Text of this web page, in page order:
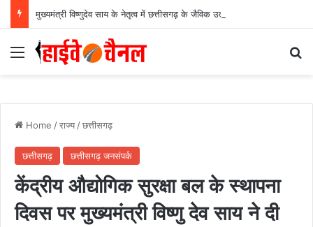
Menu
Home /राज्य /छत्तीसगढ़
छत्तीसगढ़ छत्तीसगढ़ जनसंपर्क
केंद्रीय औद्योगिक सुरक्षा बल के स्थापना
दिवस पर मुख्यमंत्री विष्णु देव साय ने दी